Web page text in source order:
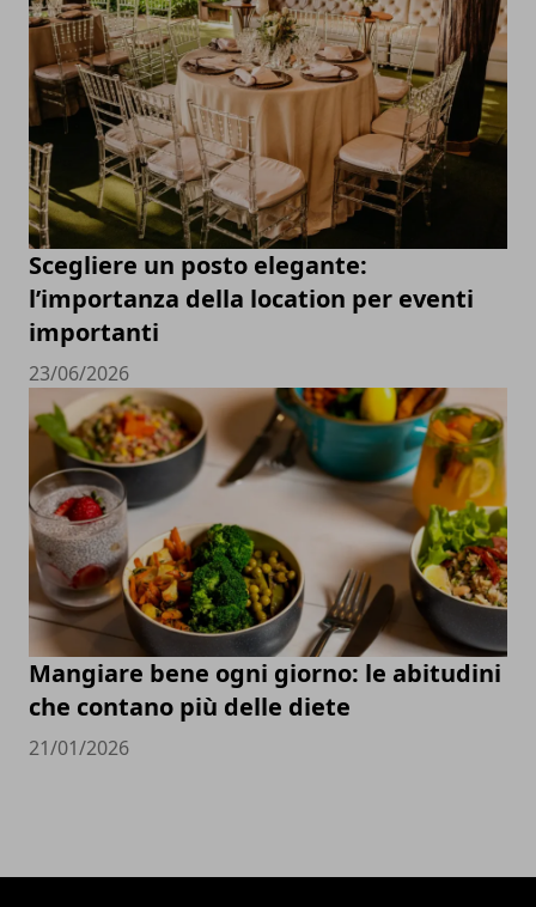
Scegliere un posto elegante:
l’importanza della location per eventi
importanti
23/06/2026
Mangiare bene ogni giorno: le abitudini
che contano più delle diete
21/01/2026